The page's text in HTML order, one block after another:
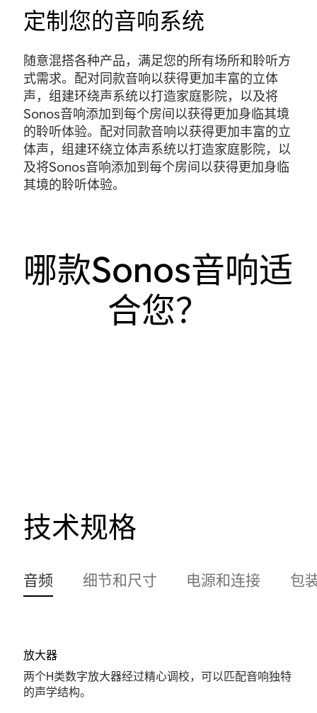
定制您的音响系统
随意混搭各种产品，满足您的所有场所和聆听方
式需求。配对同款音响以获得更加丰富的立体
声，组建环绕声系统以打造家庭影院，以及将
Sonos音响添加到每个房间以获得更加身临其境
的聆听体验。配对同款音响以获得更加丰富的立
体声，组建环绕立体声系统以打造家庭影院，以
及将Sonos音响添加到每个房间以获得更加身临
其境的聆听体验。
哪款Sonos音响适
合您？
技术规格
音频 细节和尺寸 电源和连接 包
放大器
两个H类数字放大器经过精心调校，可以匹配音响独特
的声学结构。